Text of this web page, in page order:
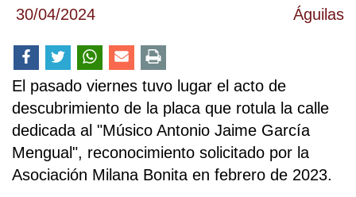
30/04/2024 Águilas
El pasado viernes tuvo lugar el acto de
descubrimiento de la placa que rotula la calle
dedicada al "Músico Antonio Jaime García
Mengual", reconocimiento solicitado por la
Asociación Milana Bonita en febrero de 2023.